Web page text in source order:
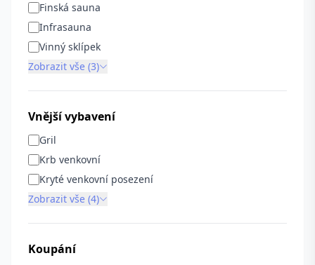
Finská sauna
Infrasauna
Vinný sklípek
Zobrazit vše (3)
Vnější vybavení
Gril
Krb venkovní
Kryté venkovní posezení
Zobrazit vše (4)
Koupání